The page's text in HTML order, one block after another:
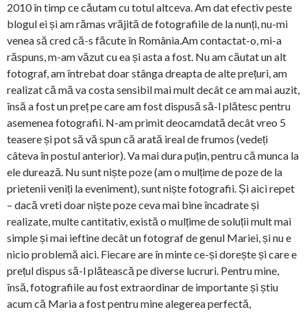
2010 în timp ce căutam cu totul altceva. Am dat efectiv peste
blogul ei și am rămas vrăjită de fotografiile de la nunți, nu-mi
venea să cred că-s făcute în România.Am contactat-o, mi-a
răspuns, m-am văzut cu ea și asta a fost. Nu am căutat un alt
fotograf, am întrebat doar stânga dreapta de alte prețuri, am
realizat că mă va costa sensibil mai mult decât ce am mai auzit,
însă a fost un preț pe care am fost dispusă să-l plătesc pentru
asemenea fotografii. N-am primit deocamdată decât vreo 5
teasere și pot să vă spun că arată ireal de frumos (vedeți
câteva în postul anterior). Va mai dura puțin, pentru că munca la
ele durează. Nu sunt niște poze (am o mulțime de poze de la
prietenii veniți la eveniment), sunt niște fotografii. Și aici repet
– dacă vreti doar niște poze ceva mai bine încadrate și
realizate, multe cantitativ, există o mulțime de soluții mult mai
simple și mai ieftine decât un fotograf de genul Mariei, și nu e
nicio problemă aici. Fiecare are în minte ce-și dorește și care e
prețul dispus să-l plătească pe diverse lucruri. Pentru mine,
însă, fotografiile au fost extraordinar de importante și știu
acum că Maria a fost pentru mine alegerea perfectă,